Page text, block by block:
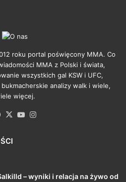
roku portal poświęcony MMA. Co
MMA z Polski i świata,
wszystkich gal KSW i UFC,
analizy walk i wiele,
więcej.
Facebook
X YouTube
– wyniki i relacja na żywo od